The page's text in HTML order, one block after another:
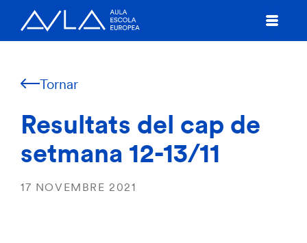
Tornar
Resultats del cap de
setmana 12-13/11
17 NOVEMBRE 2021